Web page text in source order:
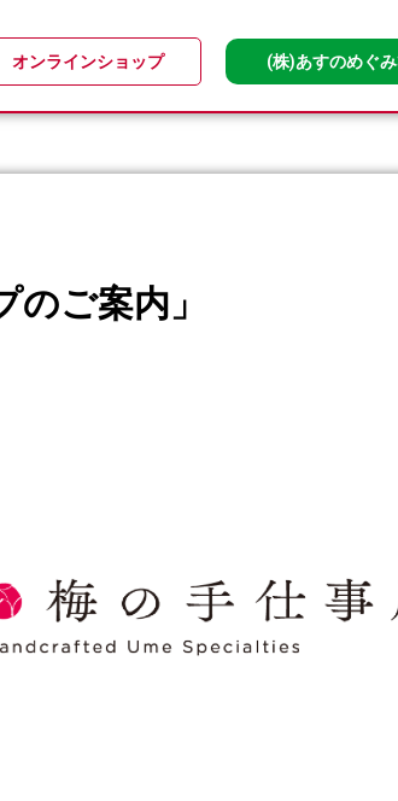
オンラインショップ (株)あすのめぐみ
のご案内」